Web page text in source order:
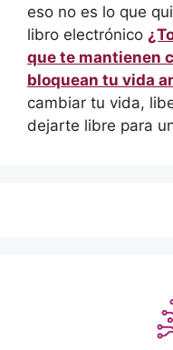
eso no es lo que
libro electrónico
que te mantienen
bloquean tu vida
cambiar tu vida,
dejarte libre para